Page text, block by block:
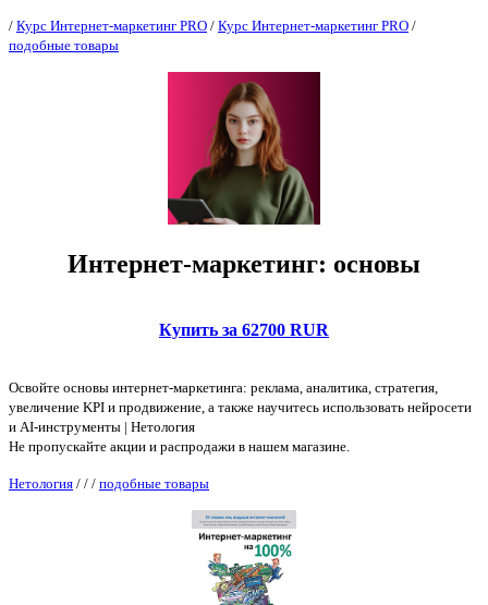
/ Курс Интернет-маркетинг PRO / Курс Интернет-маркетинг PRO /
подобные товары
Интернет-маркетинг: основы
Купить за 62700 RUR
Освойте основы интернет-маркетинга: реклама, аналитика, стратегия,
увеличение KPI и продвижение, а также научитесь использовать нейросети
и AI-инструменты | Нетология
Не пропускайте акции и распродажи в нашем магазине.
Нетология / / / подобные товары